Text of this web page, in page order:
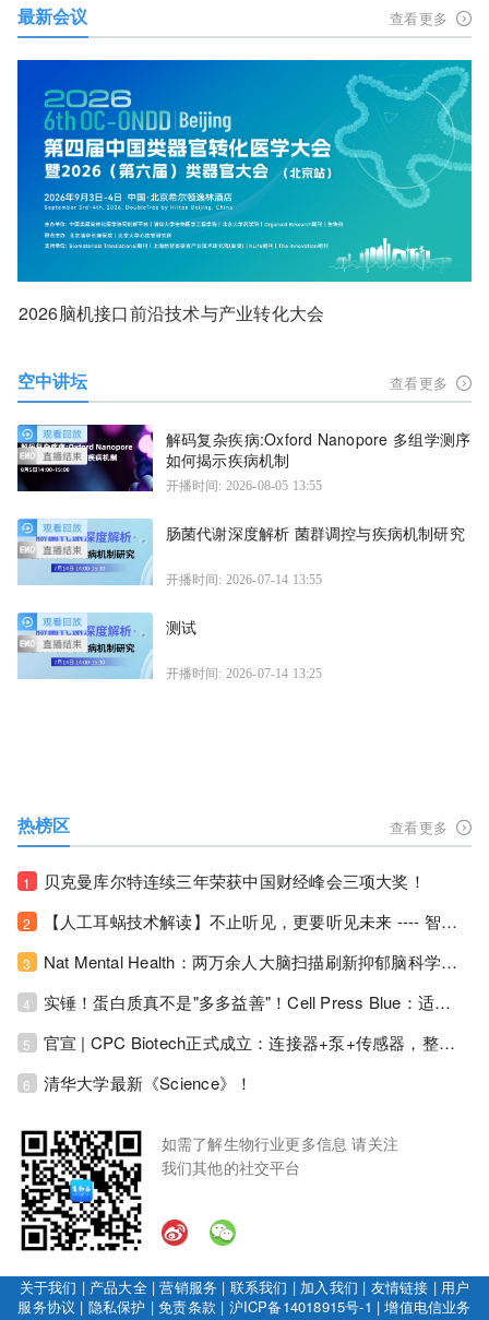
最新会议 查看更多
2026脑机接口前沿技术与产业转化大会
空中讲坛 查看更多
解码复杂疾病:Oxford Nanopore 多组学测序
如何揭示疾病机制
开播时间: 2026-08-05 13:55
肠菌代谢深度解析 菌群调控与疾病机制研究
开播时间: 2026-07-14 13:55
测试
开播时间: 2026-07-14 13:25
热榜区 查看更多
1 贝克曼库尔特连续三年荣获中国财经峰会三项大奖！
2 【人工耳蜗技术解读】不止听见，更要听见未来 ---- 智能耳蜗，开启人工耳蜗技术新纪元！
3 Nat Mental Health：两万余人大脑扫描刷新抑郁脑科学认知！抑郁不只是情绪病，视觉、运动脑区同步受损！
4 实锤！蛋白质真不是"多多益善"！Cell Press Blue：适度限蛋白，反而拉长健康寿命！
5 官宣 | CPC Biotech正式成立：连接器+泵+传感器，整合生物制药流体管理解决方案！
6 清华大学最新《Science》！
如需了解生物行业更多信息 请关注
我们其他的社交平台
关于我们 | 产品大全|营销服务 | 联系我们 | 加入我们 | 友情链接 | 用户
服务协议 | 隐私保护 |免责条款 | 沪ICP备14018915号-1 |增值电信业务